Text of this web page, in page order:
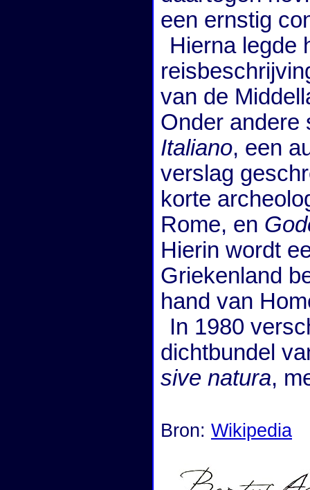
een ernstig
Hierna legde
van de
Onder
Italiano, een
verslag
korte
Rome, en
Hierin wordt
Griekenland
hand van
In 1980
dichtbundel
sive natura,
Bron: Wikipedia